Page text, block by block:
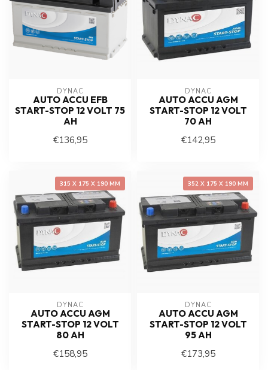
DYNAC
AUTO ACCU EFB
START-STOP 12 VOLT 75
AH
€136,95
DYNAC
AUTO ACCU AGM
START-STOP 12 VOLT
70 AH
€142,95
315 X 175 X 190 MM
DYNAC
AUTO ACCU AGM
START-STOP 12 VOLT
80 AH
€158,95
352 X 175 X 190 MM
DYNAC
AUTO ACCU AGM
START-STOP 12 VOLT
95 AH
€173,95